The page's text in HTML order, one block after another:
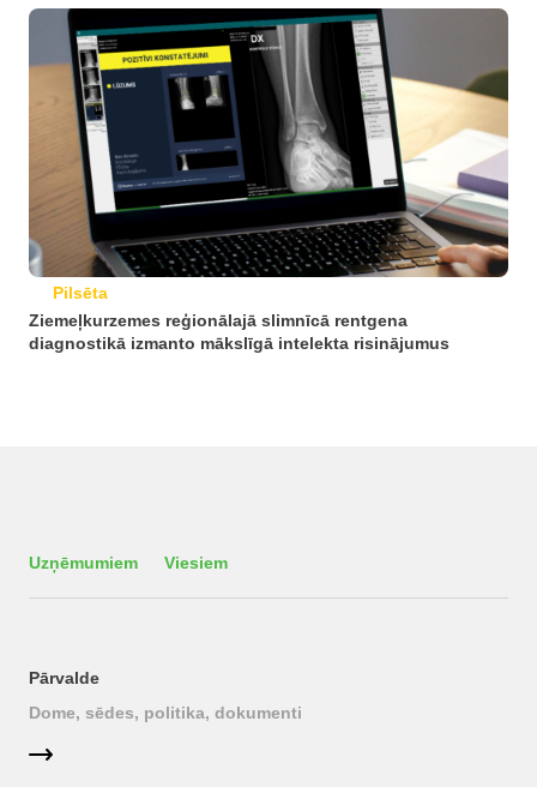
Pilsēta
Ziemeļkurzemes reģionālajā slimnīcā rentgena
diagnostikā izmanto mākslīgā intelekta risinājumus
Uzņēmumiem Viesiem
Pārvalde
Dome, sēdes, politika, dokumenti